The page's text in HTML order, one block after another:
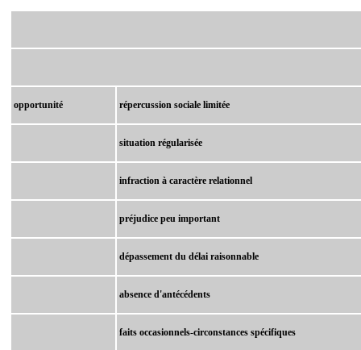
opportunité répercussion sociale limitée
situation régularisée
infraction à caractère relationnel
préjudice peu important
dépassement du délai raisonnable
absence d'antécédents
faits occasionnels-circonstances spécifiques